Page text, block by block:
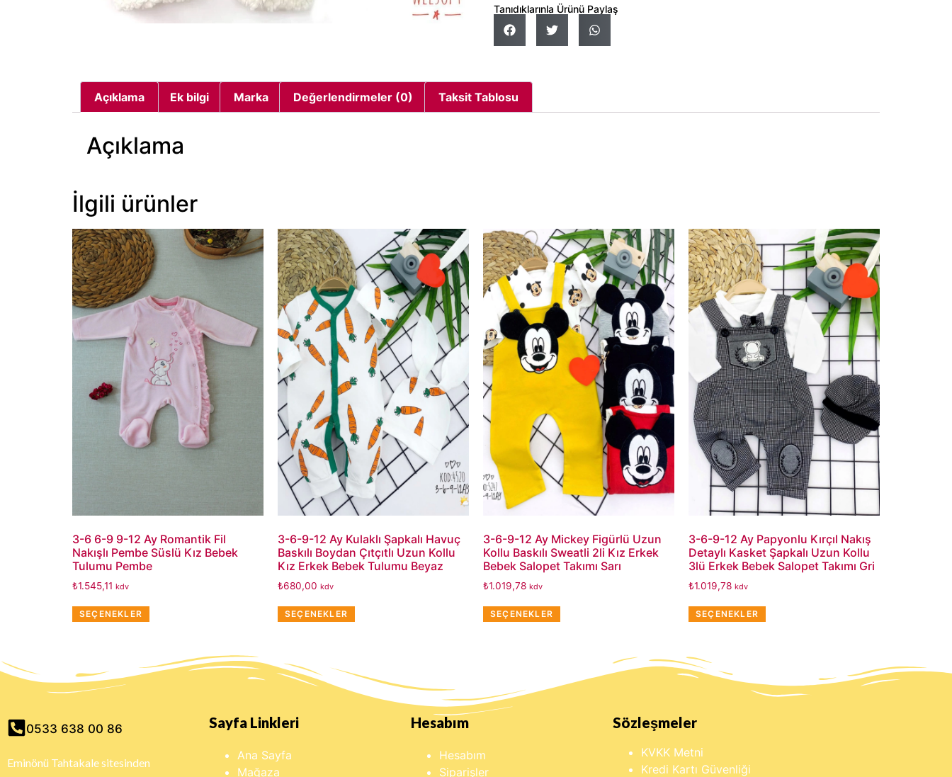
Tanıdıklarınla Ürünü Paylaş
Açıklama Ek bilgi Marka Değerlendirmeler (0) Taksit Tablosu
Açıklama
İlgili ürünler
3-6 6-9 9-12 Ay Romantik Fil
Nakışlı Pembe Süslü Kız Bebek
Tulumu Pembe
₺1.545,11 kdv
SEÇENEKLER
3-6-9-12 Ay Kulaklı Şapkalı Havuç
Baskılı Boydan Çıtçıtlı Uzun Kollu
Kız Erkek Bebek Tulumu Beyaz
₺680,00 kdv
SEÇENEKLER
3-6-9-12 Ay Mickey Figürlü Uzun
Kollu Baskılı Sweatli 2li Kız Erkek
Bebek Salopet Takımı Sarı
₺1.019,78 kdv
SEÇENEKLER
3-6-9-12 Ay Papyonlu Kırçıl Nakış
Detaylı Kasket Şapkalı Uzun Kollu
3lü Erkek Bebek Salopet Takımı Gri
₺1.019,78 kdv
SEÇENEKLER
0533 638 00 86
Eminönü Tahtakale sitesinden
Sayfa Linkleri
Ana Sayfa
Mağaza
Hesabım
Hesabım
Siparişler
Sözleşmeler
KVKK Metni
Kredi Kartı Güvenliği